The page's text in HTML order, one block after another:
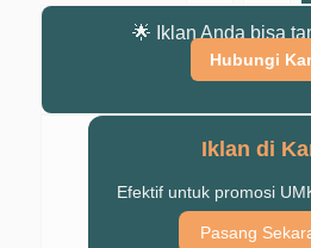
🌟 Iklan Anda bisa
Hubungi
Iklan di
Efektif untuk promosi
Pasang